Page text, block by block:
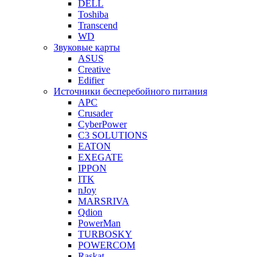
DELL
Toshiba
Transcend
WD
Звуковые карты
ASUS
Creative
Edifier
Источники бесперебойного питания
APC
Crusader
CyberPower
C3 SOLUTIONS
EATON
EXEGATE
IPPON
ITK
nJoy
MARSRIVA
Qdion
PowerMan
TURBOSKY
POWERCOM